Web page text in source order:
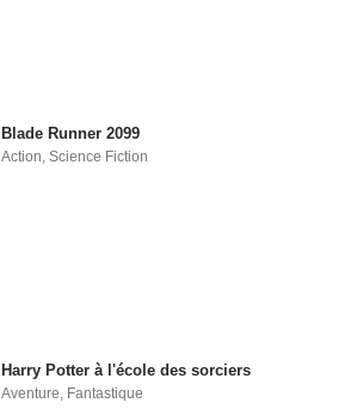
Blade Runner 2099
Action ,Science Fiction
Harry Potter à l'école des sorciers
Aventure, Fantastique